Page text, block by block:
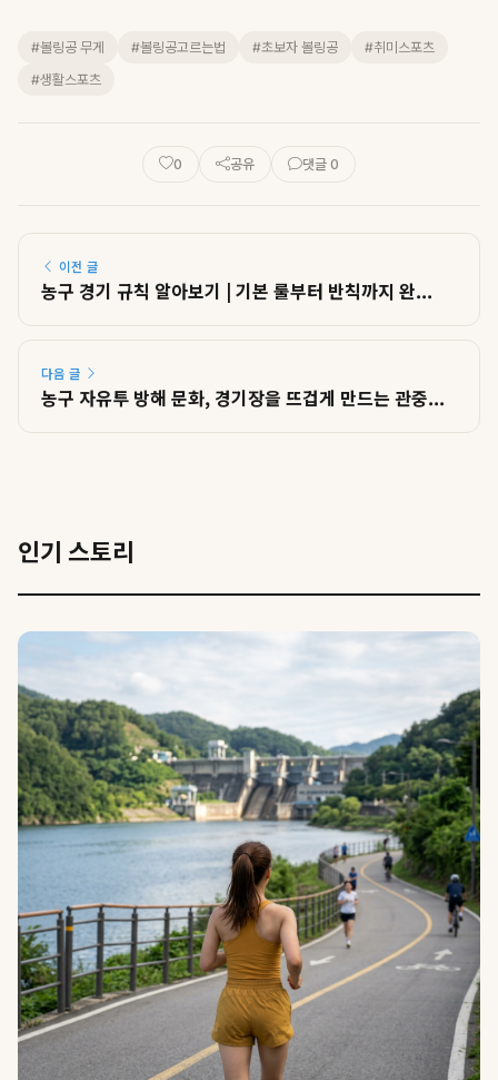
#볼링공 무게 #볼링공고르는법 #초보자 볼링공
#취미스포츠
#생활스포츠
0 공유 댓글 0
이전 글
농구 경기 규칙 알아보기 | 기본 룰부터 반칙까지 완...
다음 글
농구 자유투 방해 문화, 경기장을 뜨겁게 만드는 관중...
인기 스토리